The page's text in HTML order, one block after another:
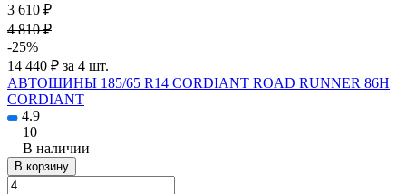
3 610 ₽
4 810 ₽
-25%
14 440 ₽ за 4 шт.
АВТОШИНЫ 185/65 R14 CORDIANT ROAD RUNNER 86H
CORDIANT
4.9
10
В наличии
В корзину